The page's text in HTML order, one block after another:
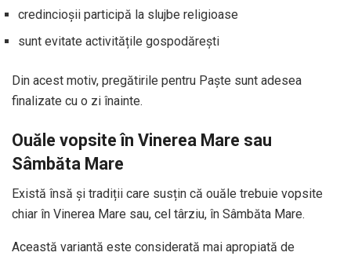
credincioșii participă la slujbe religioase
sunt evitate activitățile gospodărești
Din acest motiv, pregătirile pentru Paște sunt adesea
finalizate cu o zi înainte.
Ouăle vopsite în Vinerea Mare sau
Sâmbăta Mare
Există însă și tradiții care susțin că ouăle trebuie vopsite
chiar în Vinerea Mare sau, cel târziu, în Sâmbăta Mare.
Această variantă este considerată mai apropiată de